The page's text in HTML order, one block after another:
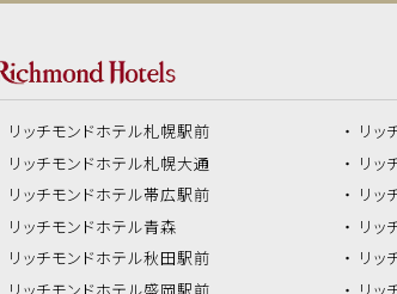
リッチモンドホテル札幌駅前
リッチモンドホテル札幌大通
リッチモンドホテル帯広駅前
リッチモンドホテル青森
リッチモンドホテル秋田駅前
リッ
リッ
リッ
リッ
リッ